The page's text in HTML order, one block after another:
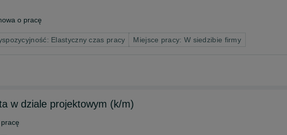
o pracę
Elastyczny czas pracy Miejsce pracy: W siedzibie firmy
w dziale projektowym (k/m)